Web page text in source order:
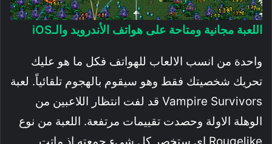
اللعبة مجانية ومتاحة على هواتف الأندرويد والـiOS
واحدة من انسب الالعاب للهواتف فكل ما هو عليك
تحريك شخصيتك فقط وهو سيقوم بالهجوم تلقائياً. لعبة
Vampire Survivors قد لفت انتظار اللاعبين من
الوهلة الاولة وحصدت تقييمات مرتفعة. اللعبة من نوع
Rougelike اي ستخصر كل شيء جمعته اذ ماتت